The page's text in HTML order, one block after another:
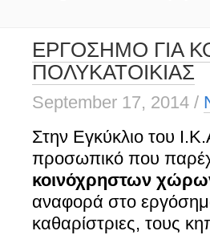
ΕΡΓΟΣΗΜΟ ΓΙΑ
ΠΟΛΥΚΑΤΟΙΚΙΑΣ
September 17, 2014/
Στην Εγκύκλιο του
προσωπικό που
κοινόχρηστων
αναφορά στο
καθαρίστριες, τους